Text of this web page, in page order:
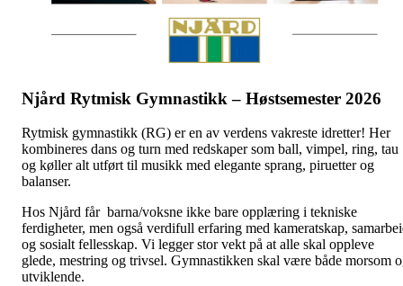
Njård Rytmisk Gymnastikk – Høstsemester 2026
Rytmisk gymnastikk (RG) er en av verdens vakreste idretter! Her
kombineres dans og turn med redskaper som ball, vimpel, ring, tau
og køller alt utført til musikk med elegante sprang, piruetter og
balanser.
Hos Njård får barna/voksne ikke bare opplæring i tekniske
ferdigheter, men også verdifull erfaring med kameratskap,
og sosialt fellesskap. Vi legger stor vekt på at alle skal oppleve
glede, mestring og trivsel. Gymnastikken skal være både morsom
utviklende.